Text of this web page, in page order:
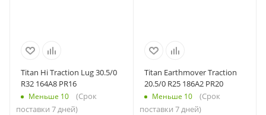
Titan Hi Traction Lug 30.5/0
R32 164A8 PR16
Меньше 10
(Срок
поставки 7 дней)
Titan Earthmover Traction
20.5/0 R25 186A2 PR20
Меньше 10
(Срок
поставки 7 дней)